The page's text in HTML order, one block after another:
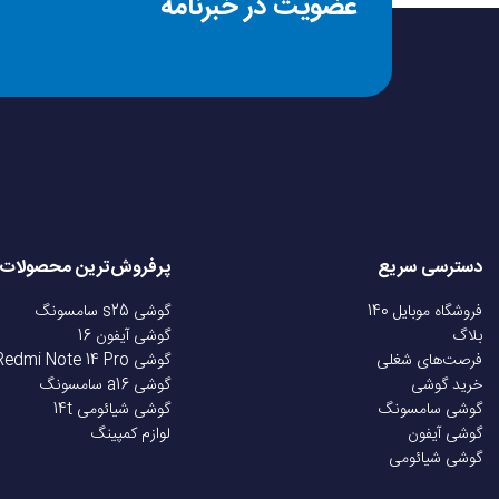
قابلیت تعویض بند
قابلیت‌ها
زبان‌های قابل پشتیبانی
دسترسی سریع
فروشگاه موبایل 140
بلاگ
فرصت‌های شغلی
خرید گوشی
گوشی سامسونگ
گوشی آیفون
گوشی شیائومی
پرفروش‌ترین محصولات
گوشی s25 سامسونگ
گوشی آیفون 16
گوشی Redmi Note 14 Pro
گوشی a16 سامسونگ
گوشی شیائومی 14t
لوازم کمپینگ